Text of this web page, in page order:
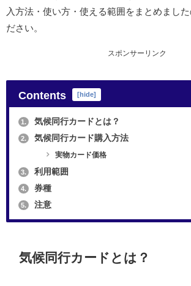
入方法・使い方・使える範囲をまとめまし
ださい。
スポンサーリンク
Contents [hide]
1. 気候同行カードとは？
2. 気候同行カード購入方法
実物カード価格
3. 利用範囲
4. 券種
5. 注意
気候同行カードとは？